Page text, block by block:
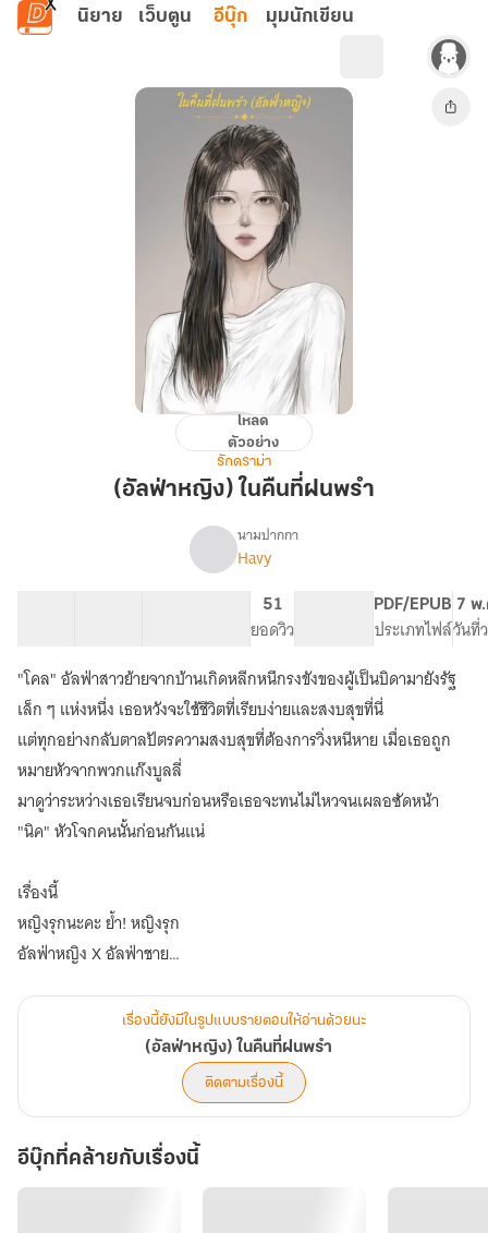
ข้ามไปยังเนื้อหาหลัก
นิยาย เว็บตูน อีบุ๊ก มุมนักเขียน
(อัลฟ่า
ใน
โหลด
ตัวอย่าง
รักดราม่า
(อัลฟ่าหญิง) ในคืนที่ฝนพรำ
เรื่อง(อัลฟ่า
คืน
ที่
ฝน
พรำ
นามปากกา
Havy
51
ยอดวิว
PDF/EPUB
ประเภทไฟล์
7 พ
วันที่
"โคล" อัลฟ่าสาวย้ายจากบ้านเกิดหลีกหนึกรงขังของผู้เป็นบิดามายังรัฐ
เล็ก ๆ แห่งหนึ่ง เธอหวังจะใช้ชีวิตที่เรียบง่ายและสงบสุขที่นี่
แต่ทุกอย่างกลับตาลปัตรความสงบสุขที่ต้องการวิ่งหนีหาย เมื่อเธอถูก
หมายหัวจากพวกแก๊งบูลลี่
มาดูว่าระหว่างเธอเรียนจบก่อนหรือเธอจะทนไม่ไหวจนเผลอซัดหน้า
"นิค" หัวโจกคนนั้นก่อนกันแน่
เรื่องนี้
หญิงรุกนะคะ ย้ำ! หญิงรุก
อัลฟ่าหญิง X อัลฟ่าชาย
รายละเอียด
คำเตือน
การบูลลี่ การเหยียดเพศ การกลั่นแกล้งทั้งทางร่างกายและจิตใจ ความ
รุนแรงจากการชกต่อย
เรื่องนี้ยังมีในรูปแบบรายตอนให้อ่านด้วยนะ
(อัลฟ่าหญิง) ในคืนที่ฝนพรำ
ติดตามเรื่องนี้
อีบุ๊กที่คล้ายกับเรื่องนี้